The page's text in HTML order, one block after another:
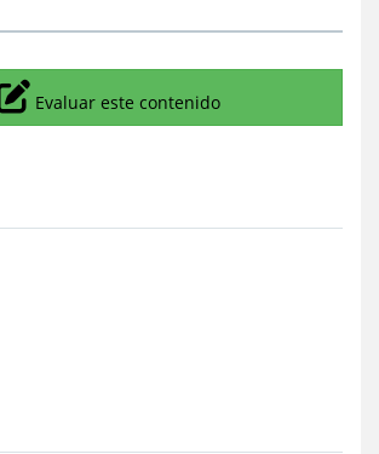
Icono
Evaluar este contenido